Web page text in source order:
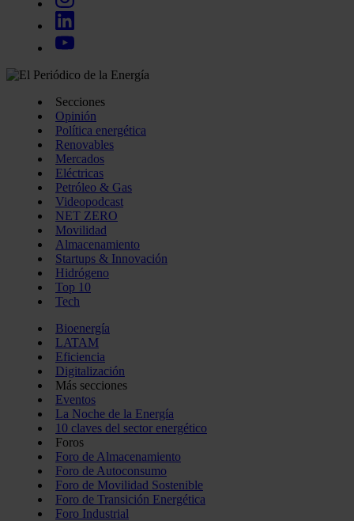
Secciones
Opinión
Política energética
Renovables
Mercados
Eléctricas
Petróleo & Gas
Videopodcast
NET ZERO
Movilidad
Almacenamiento
Startups & Innovación
Hidrógeno
Top 10
Tech
Bioenergía
LATAM
Eficiencia
Digitalización
Más secciones
Eventos
La Noche de la Energía
10 claves del sector energético
Foros
Foro de Almacenamiento
Foro de Autoconsumo
Foro de Movilidad Sostenible
Foro de Transición Energética
Foro Industrial